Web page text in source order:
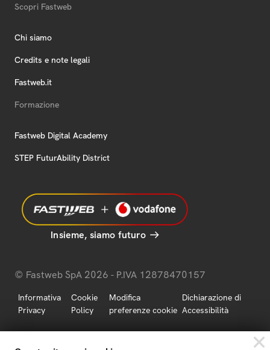
Scopri Fastweb
Chi siamo
Credits e note legali
Fastweb.it
Formazione
Fastweb Digital Academy
STEP FuturAbility District
Insieme, siamo futuro
© Fastweb SpA 2026 - P.IVA 12878470157
Informativa
Privacy
Cookie
Policy
Modifica
preferenze cookie
Dichiarazione di
Accessibilità